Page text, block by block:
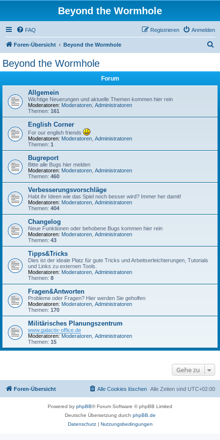
Beyond the Wormhole
FAQ Anmelden
Registrieren
Foren-Übersicht Beyond the Wormhole
Beyond the Wormhole
Forum
Allgemein
Wichtige Neuerungen und aktuelle Themen kommen hier rein
Moderatoren: Moderatoren Administratoren
Themen: 161
English Corner
For our english friends
Moderatoren: Moderatoren Administratoren
Themen: 1
Bugreport
Bitte alle Bugs hier melden
Moderatoren: Moderatoren Administratoren
Themen: 460
Verbesserungsvorschläge
Habt ihr Ideen wie das Spiel noch besser wird? Immer her damit!
Moderatoren: Moderatoren Administratoren
Themen: 404
Changelog
Neue Funktionen oder behobene Bugs kommen hier rein
Moderatoren: Moderatoren Administratoren
Themen: 43
Tipps&Tricks
Dies ist der ideale Platz für gute Tricks und Arbeitserleichterungen, Tutorials
und Links zu externen Tools.
Moderatoren: Moderatoren Administratoren
Themen: 8
Fragen&Antworten
Probleme oder Fragen? Hier werden Sie geholfen
Moderatoren: Moderatoren Administratoren
Themen: 170
Militärisches Planungszentrum
www.galactix-office.de
Moderatoren: Moderatoren Administratoren
Themen: 15
Gehe zu
Foren-Übersicht Alle Zeiten sind UTC+02:00
Alle Cookies löschen
Powered by phpBB® Forum Software © phpBB Limited
Deutsche Übersetzung durch phpBB.de
Datenschutz| Nutzungsbedingungen